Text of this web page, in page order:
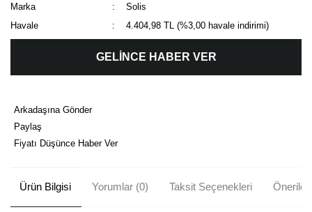
Marka
Solis
Havale
4.404,98 TL (%3,00 havale indirimi)
GELİNCE HABER VER
Arkadaşına Gönder
Paylaş
Fiyatı Düşünce Haber Ver
Ürün Bilgisi Yorumlar (0) Taksit Seçenekleri